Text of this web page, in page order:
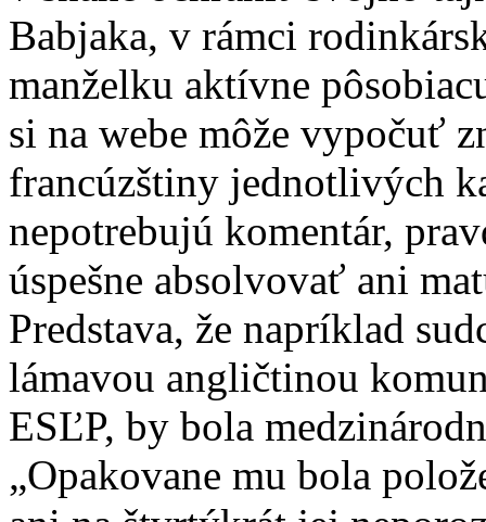
Babjaka, v rámci
manželku aktívne
si na webe môže vypočuť
francúzštiny jednotlivých
nepotrebujú komentár,
úspešne absolvovať ani
Predstava, že napríklad
lámavou angličtinou
ESĽP, by bola
„Opakovane mu bola